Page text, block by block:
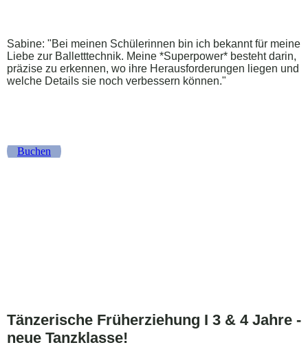
Sabine: "Bei meinen Schülerinnen bin ich bekannt für meine
Liebe zur Balletttechnik. Meine *Superpower* besteht darin,
präzise zu erkennen, wo ihre Herausforderungen liegen und
welche Details sie noch verbessern können."
Buchen
Tänzerische Früherziehung I 3 & 4 Jahre -
neue Tanzklasse!